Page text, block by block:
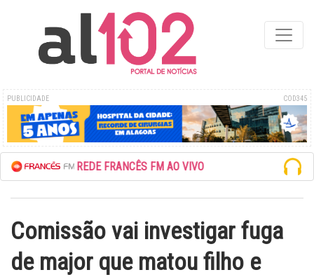
PUBLICIDADE COD345
ESCUTE A REDE FRANCÊS FM AO VIVO
Comissão vai investigar fuga
de major que matou filho e